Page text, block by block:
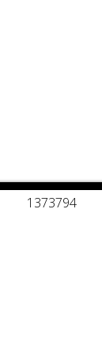
1 373794